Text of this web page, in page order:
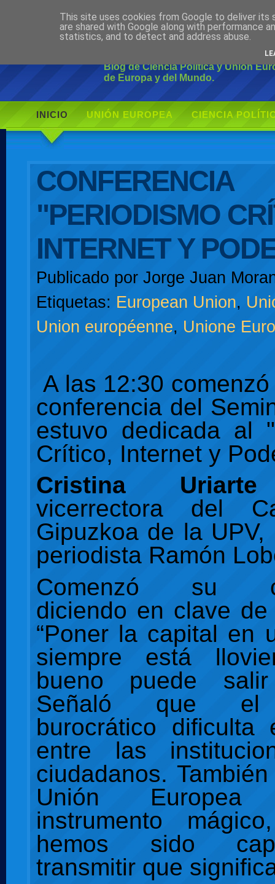
Ciudadano
Blog de Ciencia Política y Unión
de Europa y del Mundo.
INICIO UNIÓN EUROPEA CIENCIA
CONFERENCIA
"PERIODISMO
INTERNET Y
Publicado por Jorge Juan
Etiquetas: European Union,
Union européenne, Unione
A las 12:30
conferencia del
estuvo dedicada al
Crítico, Internet y
Cristina
vicerrectora del
Gipuzkoa de la UPV,
periodista Ramón
Comenzó su
diciendo en clave
“Poner la capital en
siempre está
bueno puede
Señaló que el
burocrático dificulta
entre las
ciudadanos.
Unión
instrumento
hemos sido
transmitir que
This site uses cookies from Google to deliver its
are shared with Google along with performance
statistics, and to detect and address abuse.